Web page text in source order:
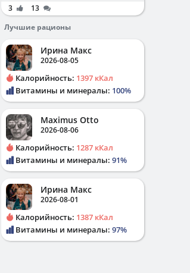
3
13
Лучшие рационы
Ирина Макс
2026-08-05
Калорийность: 1397 кКал
Витамины и минералы: 100%
Maximus Otto
2026-08-06
Калорийность: 1287 кКал
Витамины и минералы: 91%
Ирина Макс
2026-08-01
Калорийность: 1387 кКал
Витамины и минералы: 97%